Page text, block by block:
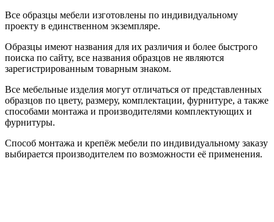
Все образцы мебели изготовлены по индивидуальному
проекту в единственном экземпляре.
Образцы имеют названия для их различия и более быстрого
поиска по сайту, все названия образцов не являются
зарегистрированным товарным знаком.
Все мебельные изделия могут отличаться от представленных
образцов по цвету, размеру, комплектации, фурнитуре, а также
способами монтажа и производителями комплектующих и
фурнитуры.
Способ монтажа и крепёж мебели по индивидуальному заказу
выбирается производителем по возможности её применения.